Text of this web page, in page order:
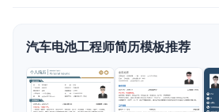
AI 模拟面试
面试自我介绍
AI 职场工具 New
汽车电池工程师简历模板推荐